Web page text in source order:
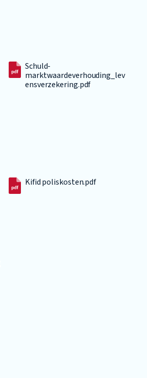
Schuld-
marktwaardeverhouding_lev
ensverzekering.pdf
Kifid poliskosten.pdf